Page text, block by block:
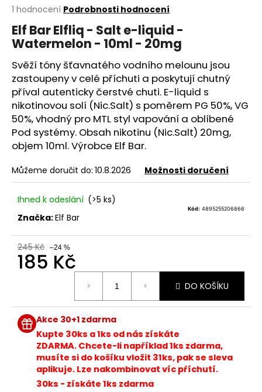
Průměrné
produktu
je
z
5
hvězdiček.
1 hodnocení Podrobnosti hodnocení
Elf Bar Elfliq - Salt e-liquid -
Watermelon - 10ml - 20mg
Svěží tóny šťavnatého vodního melounu jsou
zastoupeny v celé příchuti a poskytují chutný
příval autenticky čerstvé chuti. E-liquid s
nikotinovou solí (Nic.Salt) s poměrem PG 50%,VG
50%, vhodný pro MTL styl vapování a oblíbené
Pod systémy. Obsah nikotinu (Nic.Salt) 20mg,
objem 10ml. Výrobce Elf Bar.
Můžeme doručit do: 10.8.2026 Možnosti doručení
Ihned k odeslání (>5 ks)
Kód: 4895255206866
Značka:Elf Bar
245 Kč –24 %
185 Kč
DO KOŠÍKU
Akce 30+1 zdarma
Kupte 30ks a 1ks od nás získáte
ZDARMA. Chcete-li například 1ks zdarma,
musíte si do košíku vložit 31ks, pak se sleva
aplikuje. Lze nakombinovat víc příchutí.
30ks - získáte 1ks zdarma
a
j
í
t
?
HLEDAT
D
o
p
o
r
u
e
m
e